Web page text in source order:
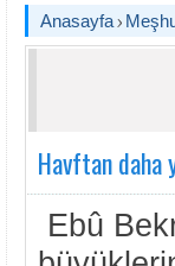
Anasayfa
Havftan daha
Ebû